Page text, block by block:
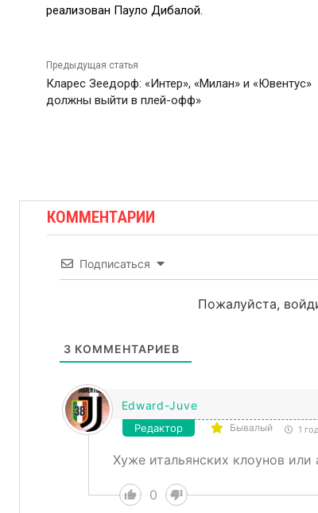
реализован Пауло Дибалой.
Предыдущая статья
Кларес Зеедорф: «Интер», «Милан» и «Ювентус»
должны выйти в плей-офф»
КОММЕНТАРИИ
Подписаться
Пожалуйста,
3 КОММЕНТАРИЕВ
Edward-Juve
Редактор Бывалый 1
Хуже итальянских клоунов или
0